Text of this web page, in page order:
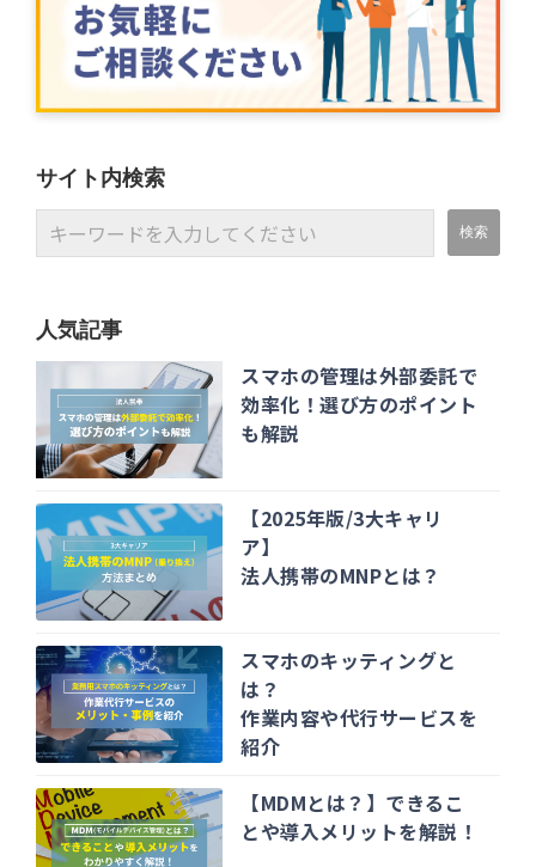
サイト内検索
人気記事
スマホの管理は外部委託で
効率化！選び方のポイント
も解説
【2025年版/3大キャリ
ア】
法人携帯のMNPとは？
スマホのキッティングと
は？
作業内容や代行サービスを
紹介
【MDMとは？】できるこ
とや導入メリットを解説！